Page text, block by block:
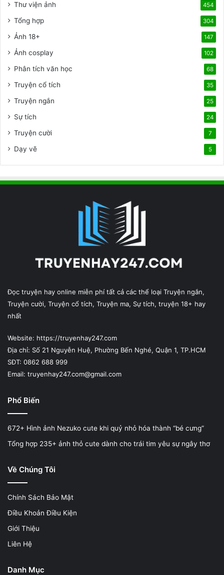
Thư viện ảnh 454
Tổng hợp 304
Ảnh 18+ 147
Ảnh cosplay 102
Phân tích văn học 68
Truyện cổ tích 35
Truyện ngắn 25
Sự tích 24
Truyện cười 7
Dạy vẽ 5
Đọc truyện hay online miễn phí tất cả các thể loại Truyện ngắn,
Truyện cười, Truyện cổ tích, Truyện ma, Sự tích, truyện 18+ hay
nhất
Website: https://truyenhay247.com
Địa chỉ: Số 21 Nguyễn Huệ, Phường Bến Nghé, Quận 1, TP.HCM
SĐT: 0862 688 999
Email: truyenhay247.com@gmail.com
Phổ Biến
672+ Hình ảnh Nezuko cute khi quỷ nhỏ hóa thành “bé cưng”
Tổng hợp 235+ ảnh thỏ cute dành cho trái tim yêu sự ngây thơ
Về Chúng Tôi
Chính Sách Bảo Mật
Điều Khoản Điều Kiện
Giới Thiệu
Liên Hệ
Danh Mục